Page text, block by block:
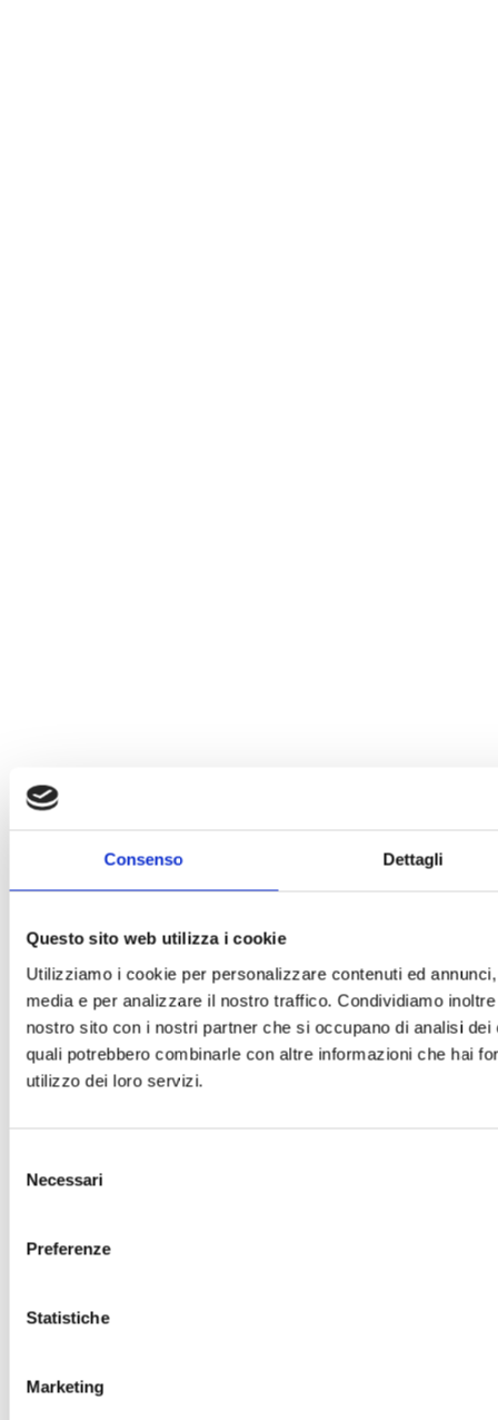
Consenso Dettagli
Questo sito web utilizza i cookie
Utilizziamo i cookie per personalizzare contenuti ed
media e per analizzare il nostro traffico. Condividiamo
nostro sito con i nostri partner che si occupano di analisi
quali potrebbero combinarle con altre informazioni che hai
utilizzo dei loro servizi.
delNecessari
Preferenze
Statistiche
Marketing